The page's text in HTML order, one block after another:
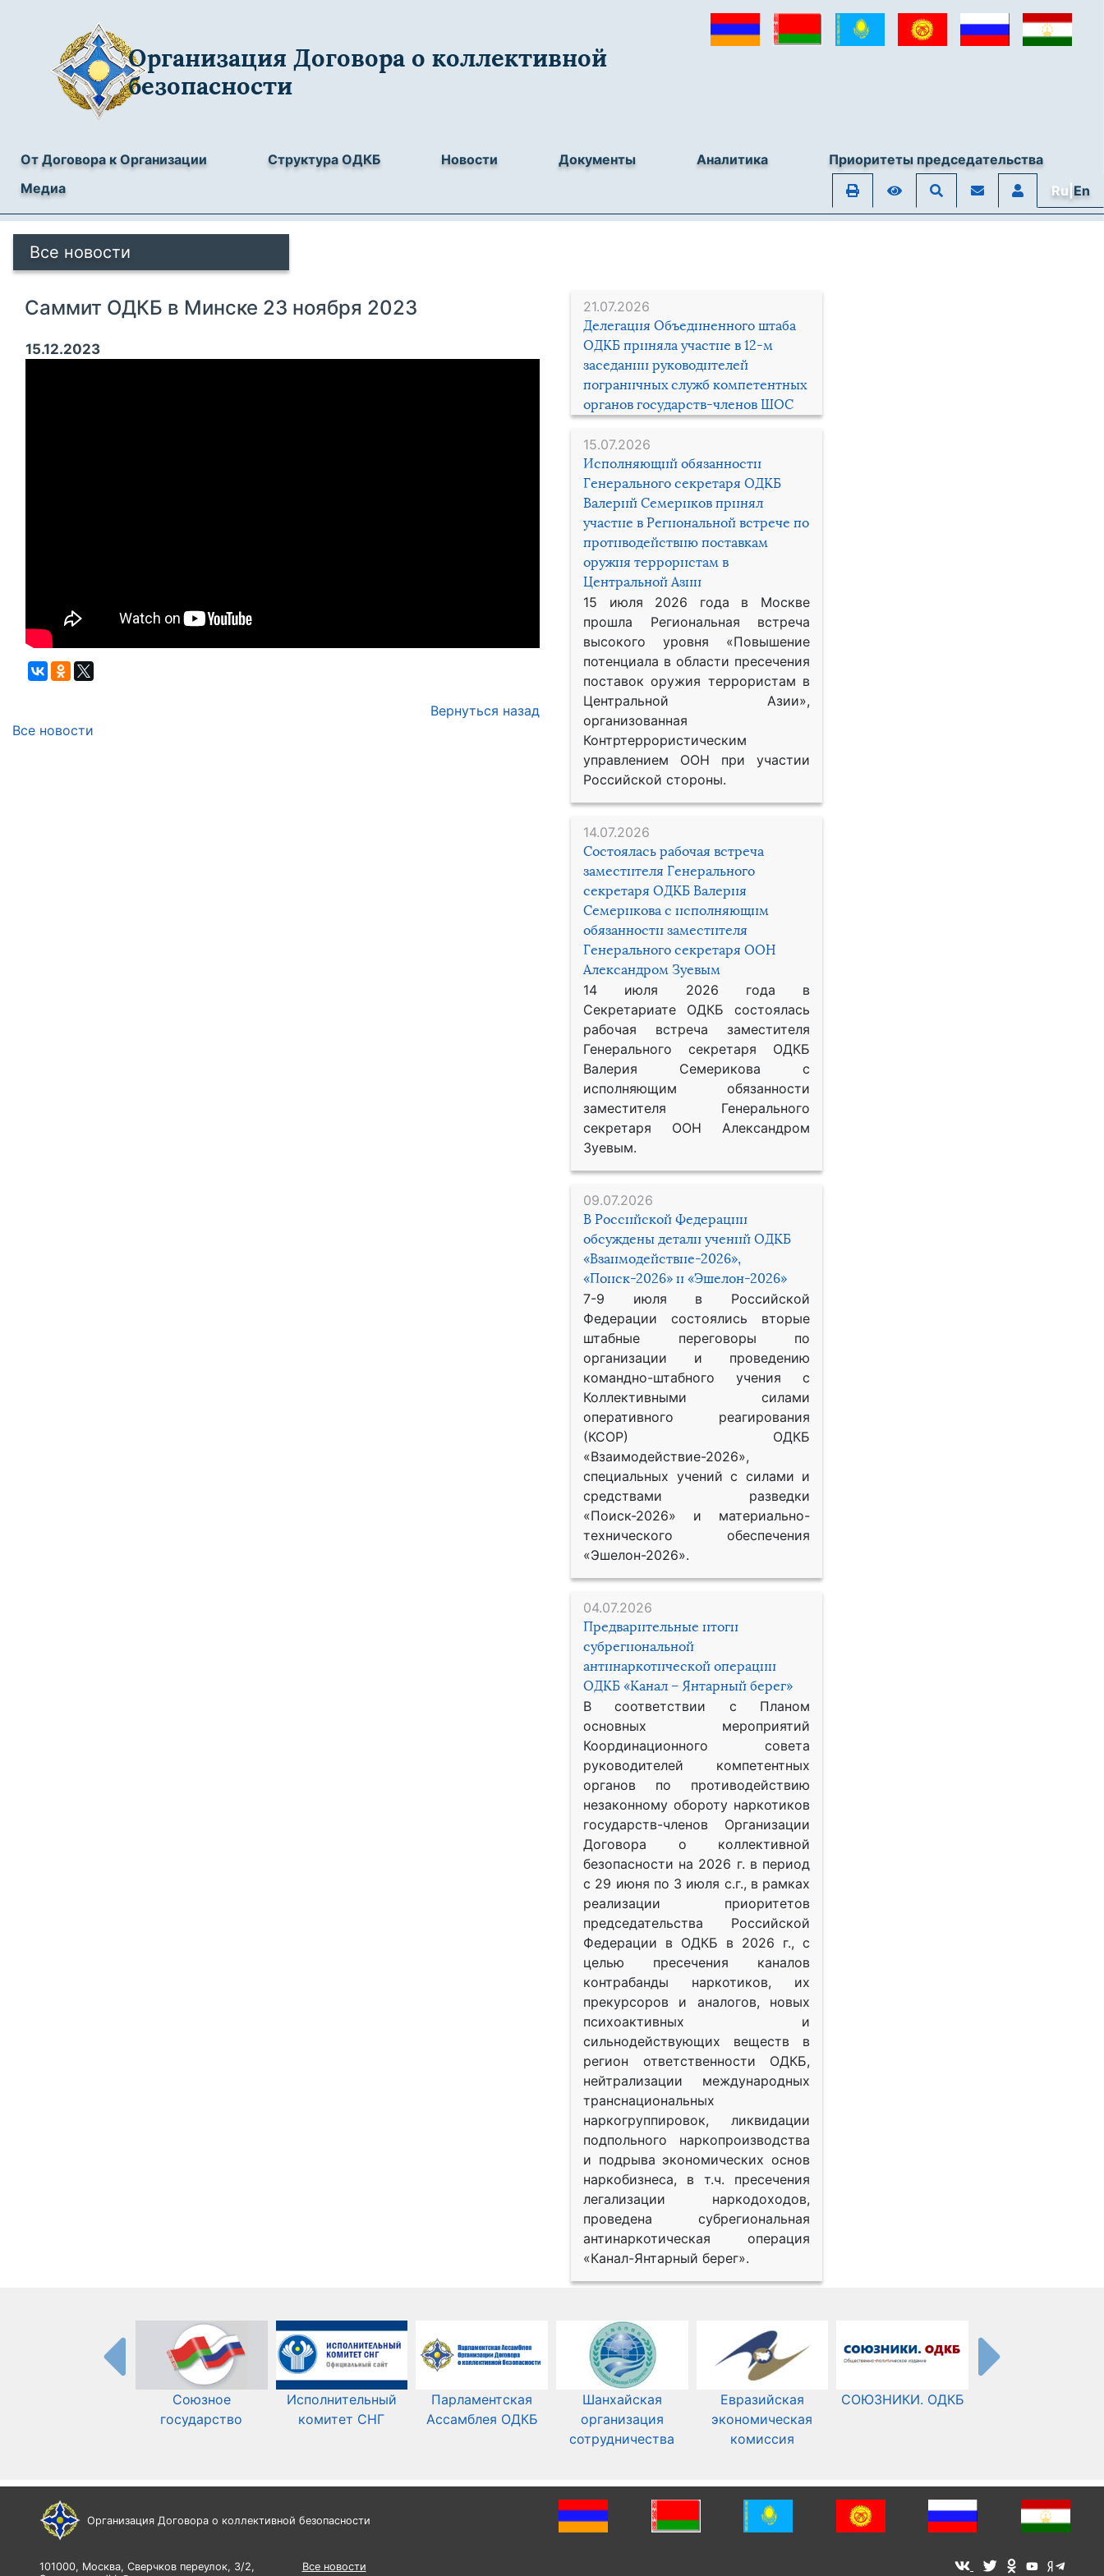
Организация Договора о коллективной
безопасности
От Договора к Организации Структура ОДКБ Новости Документы Аналитика
Приоритеты председательства
Медиа
Ru|En
Все новости
21.07.2026
Делегация Объединенного штаба
ОДКБ приняла участие в 12-м
заседании руководителей
пограничных служб компетентных
органов государств-членов ШОС
15.07.2026
Исполняющий обязанности
Генерального секретаря ОДКБ
Валерий Семериков принял
участие в Региональной встрече по
противодействию поставкам
оружия террористам в
Центральной Азии
15 июля 2026 года в Москве
прошла Региональная встреча
высокого уровня «Повышение
потенциала в области пресечения
поставок оружия террористам в
Центральной Азии»,
организованная
Контртеррористическим
управлением ООН при участии
Российской стороны.
14.07.2026
Состоялась рабочая встреча
заместителя Генерального
секретаря ОДКБ Валерия
Семерикова с исполняющим
обязанности заместителя
Генерального секретаря ООН
Александром Зуевым
14 июля 2026 года в
Секретариате ОДКБ состоялась
рабочая встреча заместителя
Генерального секретаря ОДКБ
Валерия Семерикова с
исполняющим обязанности
заместителя Генерального
секретаря ООН Александром
Зуевым.
09.07.2026
В Российской Федерации
обсуждены детали учений ОДКБ
«Взаимодействие-2026»,
«Поиск-2026» и «Эшелон-2026»
7-9 июля в Российской
Федерации состоялись вторые
штабные переговоры по
организации и проведению
командно-штабного учения с
Коллективными силами
оперативного реагирования
(КСОР) ОДКБ
«Взаимодействие-2026»,
специальных учений с силами и
средствами разведки
«Поиск-2026» и материально-
технического обеспечения
«Эшелон-2026».
04.07.2026
Предварительные итоги
субрегиональной
антинаркотической операции
ОДКБ «Канал – Янтарный берег»
В соответствии с Планом
основных мероприятий
Координационного совета
руководителей компетентных
органов по противодействию
незаконному обороту наркотиков
государств-членов Организации
Договора о коллективной
безопасности на 2026 г. в период
с 29 июня по 3 июля с.г., в рамках
реализации приоритетов
председательства Российской
Федерации в ОДКБ в 2026 г., с
целью пресечения каналов
контрабанды наркотиков, их
прекурсоров и аналогов, новых
психоактивных и
сильнодействующих веществ в
регион ответственности ОДКБ,
нейтрализации международных
транснациональных
наркогруппировок, ликвидации
подпольного наркопроизводства
и подрыва экономических основ
наркобизнеса, в т.ч. пресечения
легализации наркодоходов,
проведена субрегиональная
антинаркотическая операция
«Канал-Янтарный берег».
Саммит ОДКБ в Минске 23 ноября 2023
15.12.2023
Вернуться назад
Все новости
Союзное
государство
Исполнительный
комитет СНГ
Парламентская
Ассамблея ОДКБ
Шанхайская
организация
сотрудничества
Евразийская
экономическая
комиссия
СОЮЗНИКИ. ОДКБ
Организация Договора о коллективной безопасности
101000, Москва, Сверчков переулок, 3/2,
Все новости